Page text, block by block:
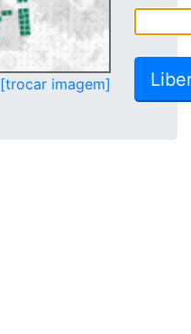
[trocar imagem]